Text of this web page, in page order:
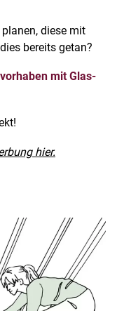
diese mit
bereits getan?
mit Glas-
hier.